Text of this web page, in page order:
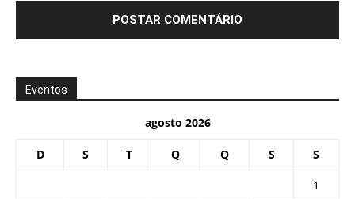
Eventos
agosto 2026
D S T Q Q S S
1